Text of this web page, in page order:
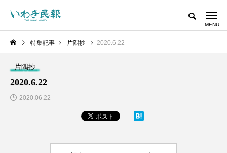
特集記事 片隅抄 2020.6.22
片隅抄
2020.6.22
2020.06.22